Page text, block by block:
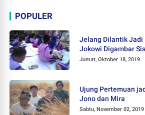
POPULER
Jelang Dilantik Jadi
Jokowi Digambar
Jumat, Oktober 18, 2019
Ujung Pertemuan
Jono dan Mira
Sabtu, November 02, 2019